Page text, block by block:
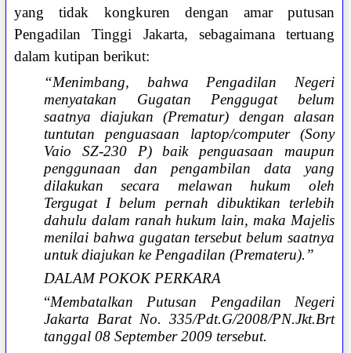
yang tidak kongkuren dengan amar putusan
Pengadilan Tinggi Jakarta, sebagaimana tertuang
dalam kutipan berikut:
“Menimbang, bahwa Pengadilan Negeri
menyatakan Gugatan Penggugat belum
saatnya diajukan (Prematur) dengan alasan
tuntutan penguasaan laptop/computer (Sony
Vaio SZ-230 P) baik penguasaan maupun
penggunaan dan pengambilan data yang
dilakukan secara melawan hukum oleh
Tergugat I belum pernah dibuktikan terlebih
dahulu dalam ranah hukum lain, maka Majelis
menilai bahwa gugatan tersebut belum saatnya
untuk diajukan ke Pengadilan (Premateru).”
DALAM POKOK PERKARA
“Membatalkan Putusan Pengadilan Negeri
Jakarta Barat No. 335/Pdt.G/2008/PN.Jkt.Brt
tanggal 08 September 2009 tersebut.